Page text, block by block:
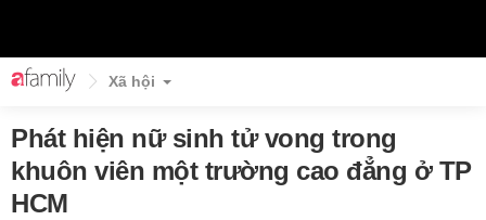
Xã hội
Phát hiện nữ sinh tử vong trong
khuôn viên một trường cao đẳng ở TP
HCM